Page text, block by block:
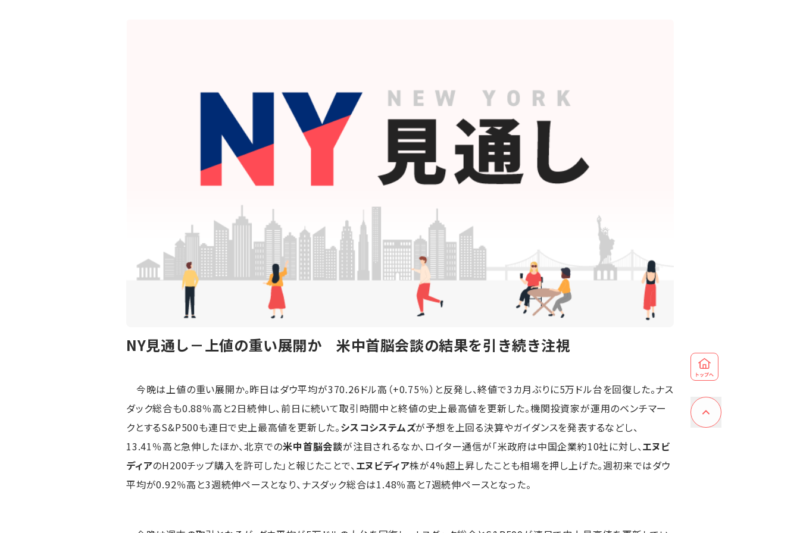
NY見通し－上値の重い展開か 米中首脳会談の結果を引き続き注視
今晩は上値の重い展開か。昨日はダウ平均が370.26ドル高（+0.75％）と反発し、終値で3カ月ぶりに5万ドル台を回復した。ナス
ダック総合も0.88％高と2日続伸し、前日に続いて取引時間中と終値の史上最高値を更新した。機関投資家が運用のベンチマー
クとするS&P500も連日で史上最高値を更新した。シスコシステムズが予想を上回る決算やガイダンスを発表するなどし、
13.41％高と急伸したほか、北京での米中首脳会談が注目されるなか、ロイター通信が「米政府は中国企業約10社に対し、エヌビ
ディアのH200チップ購入を許可した」と報じたことで、 エヌビディア株が4%超上昇したことも相場を押し上げた。週初来ではダウ
平均が0.92％高と3週続伸ペースとなり、ナスダック総合は1.48％高と7週続伸ペースとなった。